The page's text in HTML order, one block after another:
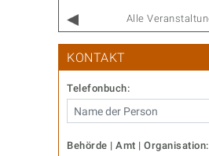
Alle
KONTAKT
Telefonbuch:
Behörde | Amt | Organisation: